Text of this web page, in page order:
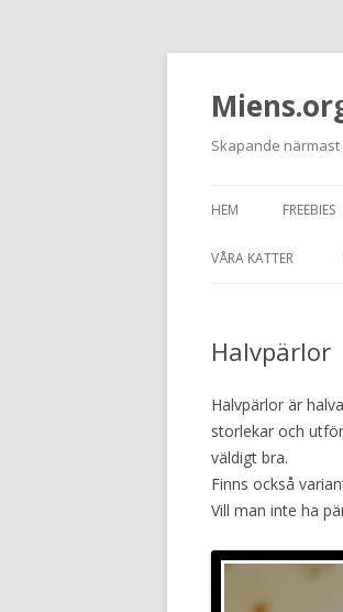
Skapande
HEM FREEBIES
VÅRA KATTER
JUNIOR
GRAFITTI
Halvpärlor
Halvpärlor är
storlekar och
väldigt bra.
Finns också
Vill man inte ha